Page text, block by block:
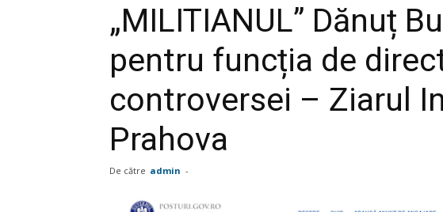
„MILITIANUL” Dănuț
pentru funcția de
controversei – Ziarul
Prahova
De către admin -